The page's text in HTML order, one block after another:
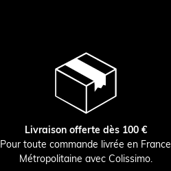
Livraison offerte dès 100 €
Pour toute commande livrée en France
Métropolitaine avec Colissimo.